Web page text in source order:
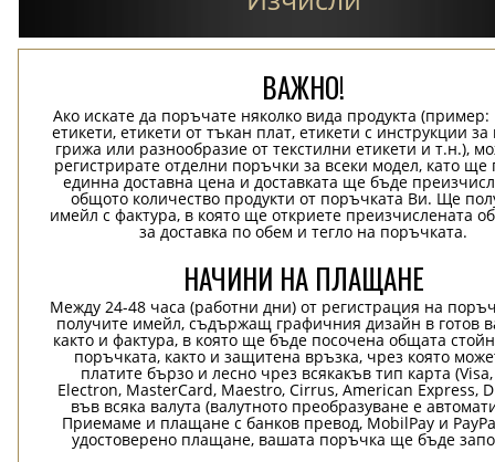
ВАЖНО!
Ако искате да поръчате няколко вида продукта
етикети, етикети от тъкан плат, етикети с инструкции
грижа или разнообразие от текстилни етикети и т.н.),
регистрирате отделни поръчки за всеки модел, като ще
единна доставна цена и доставката ще бъде
общото количество продукти от поръчката Ви. Ще
имейл с фактура, в която ще откриете преизчислената
за доставка по обем и тегло на поръчката.
НАЧИНИ НА ПЛАЩАНЕ
Между 24-48 часа (работни дни) от регистрация на
получите имейл, съдържащ графичния дизайн в готов
както и фактура, в която ще бъде посочена общата
поръчката, както и защитена връзка, чрез която
платите бързо и лесно чрез всякакъв тип карта
Electron, MasterCard, Maestro, Cirrus, American Express,
във всяка валута (валутното преобразуване е
Приемаме и плащане с банков превод, MobilPay и
удостоверено плащане, вашата поръчка ще бъде